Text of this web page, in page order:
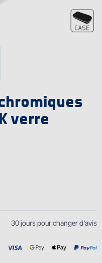
verre
30 jours pour changer d'avis